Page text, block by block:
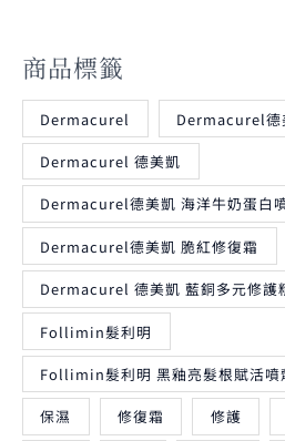
商品標籤
Dermacurel Dermacurel德
Dermacurel 德美凱
Dermacurel德美凱 海洋牛奶蛋白
Dermacurel德美凱 脆紅修復霜
Dermacurel 德美凱 藍銅多元修護
Follimin髮利明
Follimin髮利明 黑釉亮髮根賦活噴
保濕 修復霜 修護